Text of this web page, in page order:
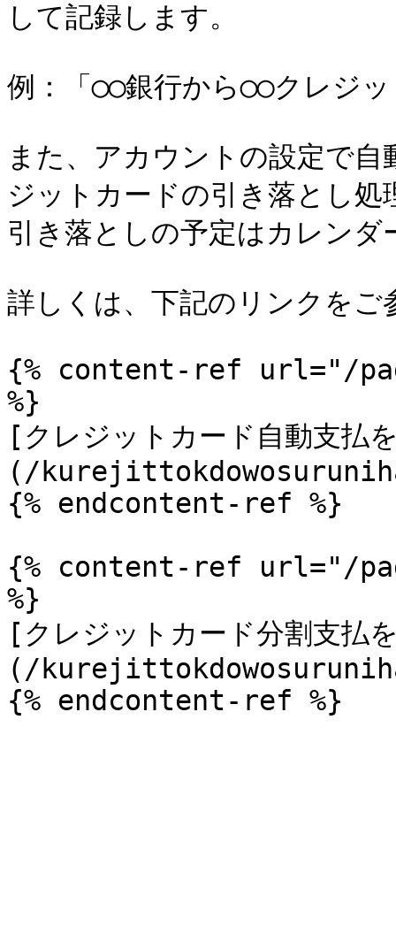
して記録します。
例：「◯◯銀行から◯◯クレジ
また、アカウントの設定で
ジットカードの引き落とし
引き落としの予定はカレン
詳しくは、下記のリンクをご
{% content-ref url="/
%}
[クレジットカード自動支払
(/
{% endcontent-ref %}
{% content-ref url="/
%}
[クレジットカード分割支払
(/